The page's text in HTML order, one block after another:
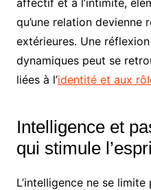
qu’une relation devienne
extérieures. Une
dynamiques peut se
liées à l’identité et aux
Intelligence et
qui stimule
L’intelligence ne se